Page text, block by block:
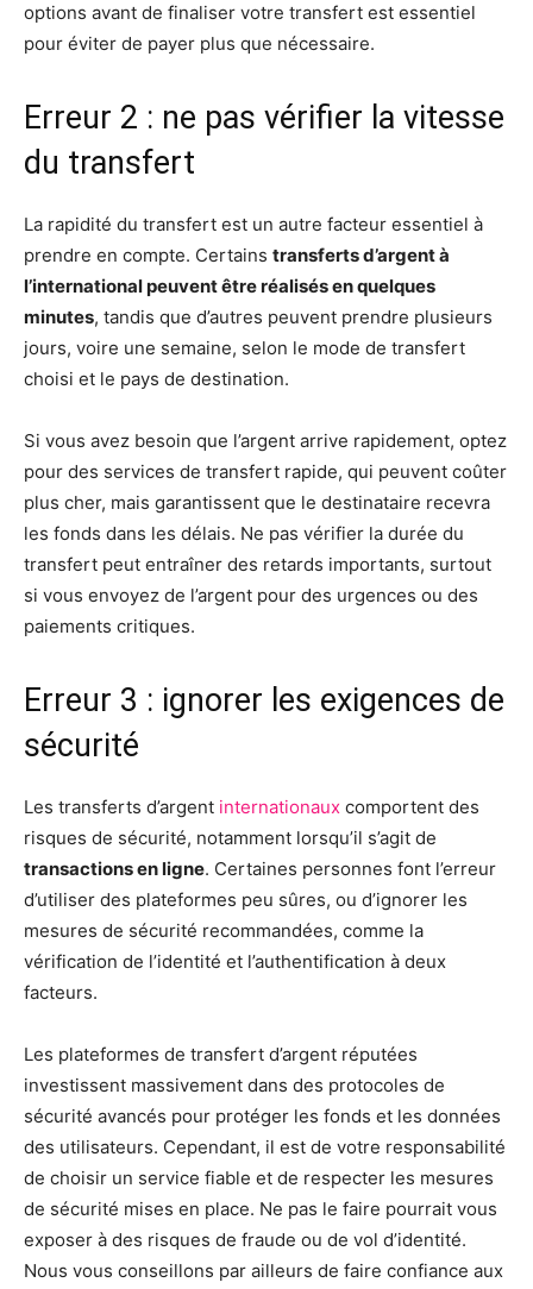
options avant de finaliser votre transfert est essentiel
pour éviter de payer plus que nécessaire.
Erreur 2 : ne pas vérifier la vitesse
du transfert
La rapidité du transfert est un autre facteur essentiel à
prendre en compte. Certains transferts d’argent à
l’international peuvent être réalisés en quelques
minutes, tandis que d’autres peuvent prendre plusieurs
jours, voire une semaine, selon le mode de transfert
choisi et le pays de destination.
Si vous avez besoin que l’argent arrive rapidement, optez
pour des services de transfert rapide, qui peuvent coûter
plus cher, mais garantissent que le destinataire recevra
les fonds dans les délais. Ne pas vérifier la durée du
transfert peut entraîner des retards importants, surtout
si vous envoyez de l’argent pour des urgences ou des
paiements critiques.
Erreur 3 : ignorer les exigences de
sécurité
Les transferts d’argent internationaux comportent des
risques de sécurité, notamment lorsqu’il s’agit de
transactions en ligne. Certaines personnes font l’erreur
d’utiliser des plateformes peu sûres, ou d’ignorer les
mesures de sécurité recommandées, comme la
vérification de l’identité et l’authentification à deux
facteurs.
Les plateformes de transfert d’argent réputées
investissent massivement dans des protocoles de
sécurité avancés pour protéger les fonds et les données
des utilisateurs. Cependant, il est de votre responsabilité
de choisir un service fiable et de respecter les mesures
de sécurité mises en place. Ne pas le faire pourrait vous
exposer à des risques de fraude ou de vol d’identité.
Nous vous conseillons par ailleurs de faire confiance aux